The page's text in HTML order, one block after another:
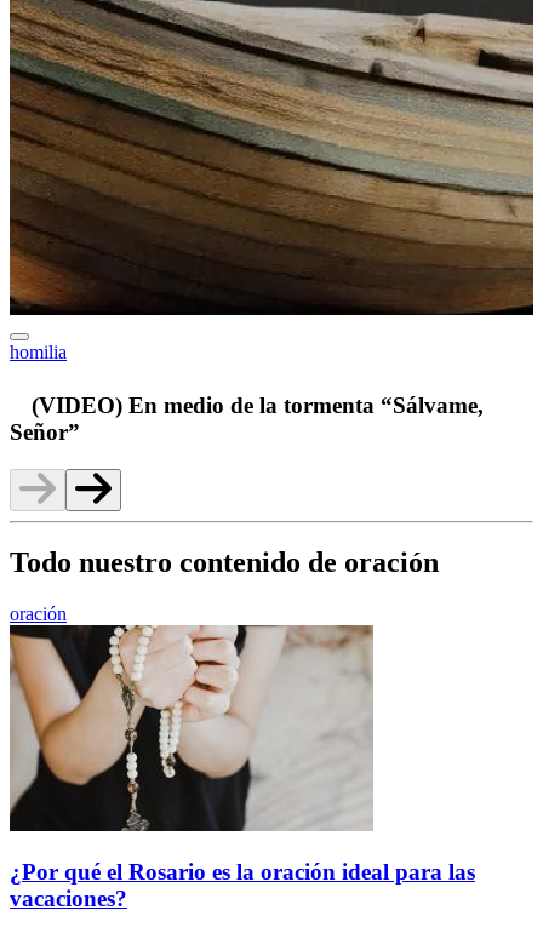
homilia
(VIDEO) En medio de la tormenta “Sálvame,
Señor”
Todo nuestro contenido de oración
oración
¿Por qué el Rosario es la oración ideal para las
vacaciones?